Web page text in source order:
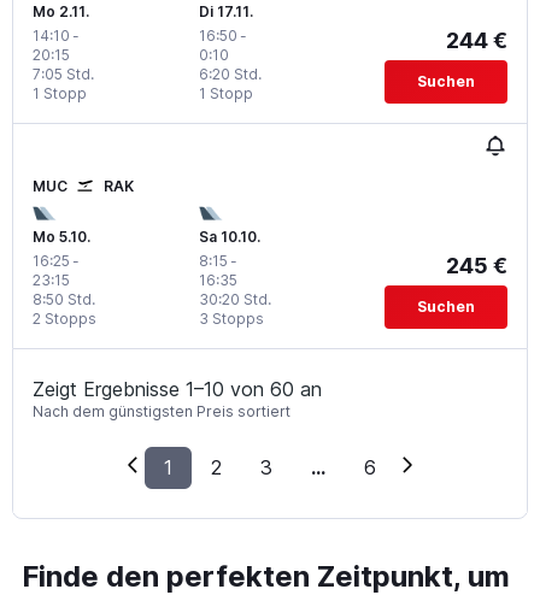
Mo 2.11.
14:10 -
20:15
1 Stopp
7:05 Std.
Di 17.11.
16:50 -
0:10
1 Stopp
6:20 Std.
244 €
Suchen
MUC RAK
Mo 5.10.
16:25 -
23:15
2 Stopps
8:50 Std.
Sa 10.10.
8:15 -
16:35
3 Stopps
30:20 Std.
245 €
Suchen
Zeigt Ergebnisse 1–10 von 60 an
Nach dem günstigsten Preis sortiert
1 2 3 ... 6
Finde den perfekten Zeitpunkt, um